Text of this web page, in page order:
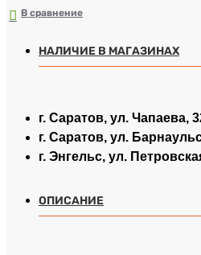
В сравнение
НАЛИЧИЕ В МАГАЗИНАХ
г. Саратов, ул. Чапаева,
г. Саратов, ул.
г. Энгельс, ул.
ОПИСАНИЕ